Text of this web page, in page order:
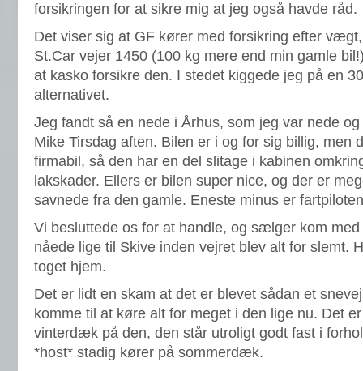
forsikringen for at sikre mig at jeg også havde råd.
Det viser sig at GF kører med forsikring efter
St.Car vejer 1450 (100 kg mere end min gamle
at kasko forsikre den. I stedet kiggede jeg på en
alternativet.
Jeg fandt så en nede i Århus, som jeg var nede
Mike Tirsdag aften. Bilen er i og for sig billig, men
firmabil, så den har en del slitage i kabinen
lakskader. Ellers er bilen super nice, og der er
savnede fra den gamle. Eneste minus er
Vi besluttede os for at handle, og sælger kom
nåede lige til Skive inden vejret blev alt for slemt.
toget hjem.
Det er lidt en skam at det er blevet sådan et
komme til at køre alt for meget i den lige nu. Det
vinterdæk på den, den står utroligt godt fast i
*host* stadig kører på sommerdæk.